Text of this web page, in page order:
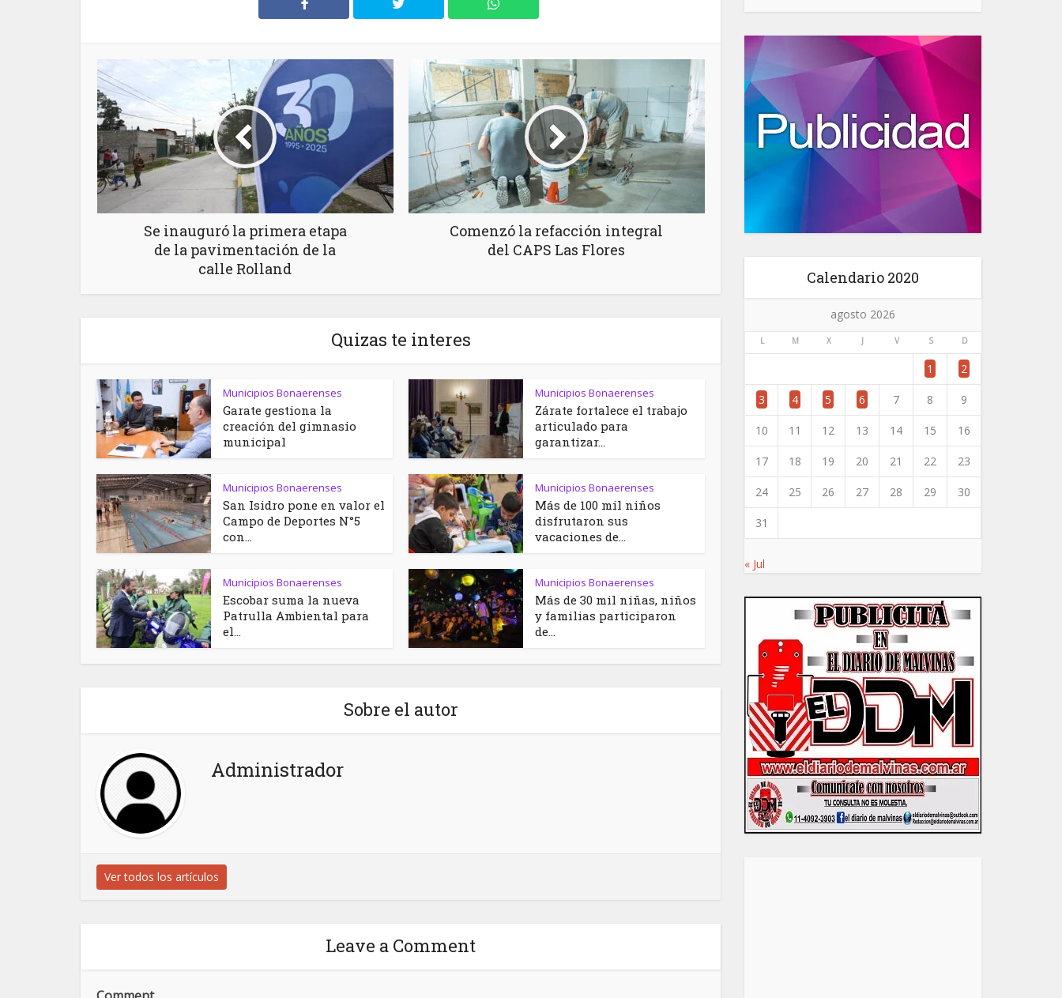
Se inauguró la primera etapa
de la pavimentación de la
calle Rolland
Comenzó la refacción integral
del CAPS Las Flores
Quizas te interes
Municipios Bonaerenses
Garate gestiona la
creación del gimnasio
municipal
Municipios Bonaerenses
Zárate fortalece el trabajo
articulado para
garantizar...
Municipios Bonaerenses
San Isidro pone en valor el
Campo de Deportes N°5
con...
Municipios Bonaerenses
Más de 100 mil niños
disfrutaron sus
vacaciones de...
Municipios Bonaerenses
Escobar suma la nueva
Patrulla Ambiental para
el...
Municipios Bonaerenses
Más de 30 mil niñas, niños
y familias participaron
de...
Sobre el autor
Administrador
Ver todos los artículos
Leave a Comment
Calendario 2020
agosto 2026
L M X J V S D
1 2
3 4 5 6 7 8 9
10 11 12 13 14 15 16
17 18 19 20 21 22 23
24 25 26 27 28 29 30
31
« Jul